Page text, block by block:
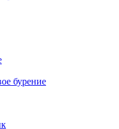
бурение